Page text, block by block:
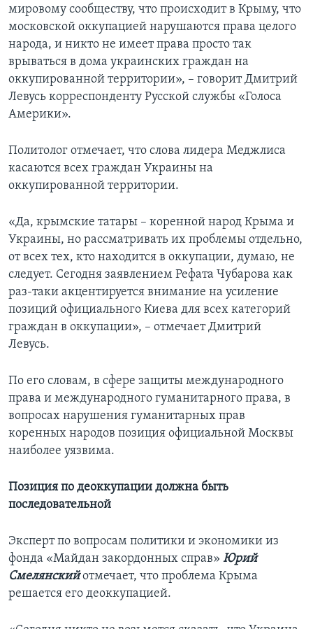
мировому сообществу, что происходит в Крыму, что
московской оккупацией нарушаются права целого
народа, и никто не имеет права просто так
врываться в дома украинских граждан на
оккупированной территории», – говорит Дмитрий
Левусь корреспонденту Русской службы «Голоса
Америки».
Политолог отмечает, что слова лидера Меджлиса
касаются всех граждан Украины на
оккупированной территории.
«Да, крымские татары – коренной народ Крыма и
Украины, но рассматривать их проблемы отдельно,
от всех тех, кто находится в оккупации, думаю, не
следует. Сегодня заявлением Рефата Чубарова как
раз-таки акцентируется внимание на усиление
позиций официального Киева для всех категорий
граждан в оккупации», – отмечает Дмитрий
Левусь.
По его словам, в сфере защиты международного
права и международного гуманитарного права, в
вопросах нарушения гуманитарных прав
коренных народов позиция официальной Москвы
наиболее уязвима.
Позиция по деоккупации должна быть
последовательной
Эксперт по вопросам политики и экономики из
фонда «Майдан закордонных справ» Юрий
Смелянскийотмечает, что проблема Крыма
решается его деоккупацией.